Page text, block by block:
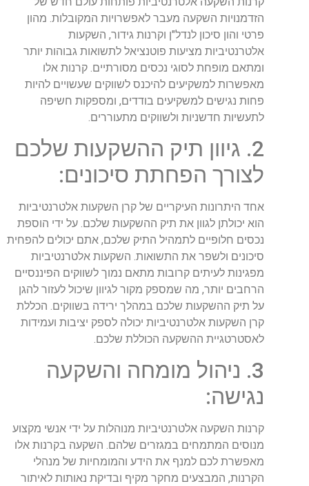
הזדמנויות השקעה מעבר לאפשרויות המקובלות. מהון
פרטי והון סיכון לנדל"ן וקרנות גידור, השקעות
אלטרנטיביות מציעות פוטנציאל לתשואות גבוהות יותר
ומתאם מופחת לסוגי נכסים מסורתיים. קרנות אלו
מאפשרות למשקיעים להיכנס לשווקים שעשויים להיות
פחות נגישים למשקיעים בודדים, ומספקות חשיפה
לתעשיות חדשניות ולשווקים מתעוררים.
2. גיוון תיק ההשקעות שלכם
לצורך הפחתת סיכונים:
אחד היתרונות העיקריים של קרן השקעות אלטרנטיביות
הוא יכולתן לגוון את תיק ההשקעות שלכם. על ידי הוספת
נכסים חלופיים לתמהיל התיק שלכם, אתם יכולים להפחית
סיכונים ולשפר את התשואות. השקעות אלטרנטיביות
מפגינות לעיתים קרובות מתאם נמוך לשווקים הפיננסיים
הרחבים יותר, מה שמספק מקור לגיוון שיכול לעזור להגן
על תיק ההשקעות שלכם במהלך ירידה בשווקים. הכללת
קרן השקעות אלטרנטיביות יכולה לספק יציבות ועמידות
לאסטרטגיית ההשקעה הכוללת שלכם.
3. ניהול מומחה והשקעה
נגישה:
קרנות השקעה אלטרנטיביות מנוהלות על ידי אנשי מקצוע
מנוסים המתמחים במגזרים שלהם. השקעה בקרנות אלו
מאפשרת לכם למנף את הידע והמומחיות של מנהלי
הקרנות, המבצעים מחקר מקיף ובדיקת נאותות לאיתור